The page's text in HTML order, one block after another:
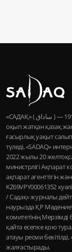
«САДАҚ» ( ساداق ) — 1915-1918 ж.ж Уфадағы «Ғалия» медресесінде
оқып жатқан қазақ
ғасырлық уақыт
түледі, «SADAQ»
2022 жылы 20
министрлігі Ақпарат
ақпарат агенттігін
KZ69VPY00061352
/ Садақ» журналы
наурызда ҚР
комитетінің
қайта есепке қою
атауы ресми бекітілді,
жалғастырады.